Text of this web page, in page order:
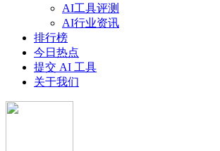
AI工具评测
AI行业资讯
排行榜
今日热点
提交 AI 工具
关于我们